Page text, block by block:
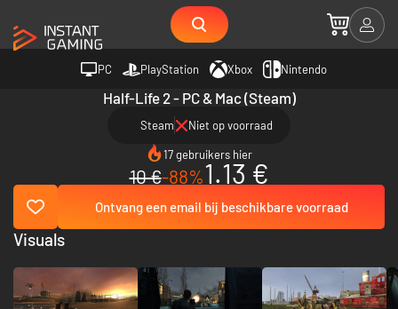
PC PlayStation Xbox Nintendo
Half-Life 2 - PC & Mac (Steam)
Steam Niet op voorraad
17 gebruikers hier
10 €-88%1.13 €
Ontvang een email bij beschikbare voorraad
Visuals